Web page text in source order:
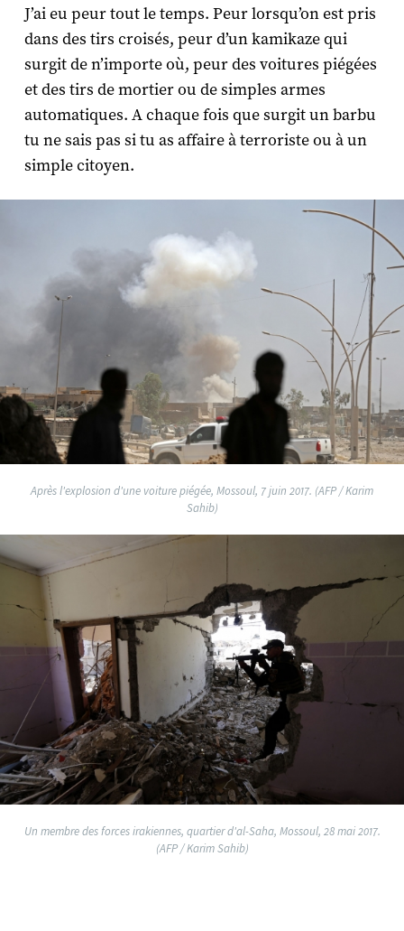
J’ai eu peur tout le temps. Peur lorsqu’on est pris
dans des tirs croisés, peur d’un kamikaze qui
surgit de n’importe où, peur des voitures piégées
et des tirs de mortier ou de simples armes
automatiques. A chaque fois que surgit un barbu
tu ne sais pas si tu as affaire à terroriste ou à un
simple citoyen.
Après l'explosion d'une voiture piégée, Mossoul, 7 juin 2017. (AFP / Karim
Sahib)
Un membre des forces irakiennes, quartier d'al-Saha, Mossoul, 28 mai 2017.
(AFP / Karim Sahib)